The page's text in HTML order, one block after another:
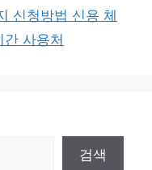
신청방법 신용 체
사용처
검색